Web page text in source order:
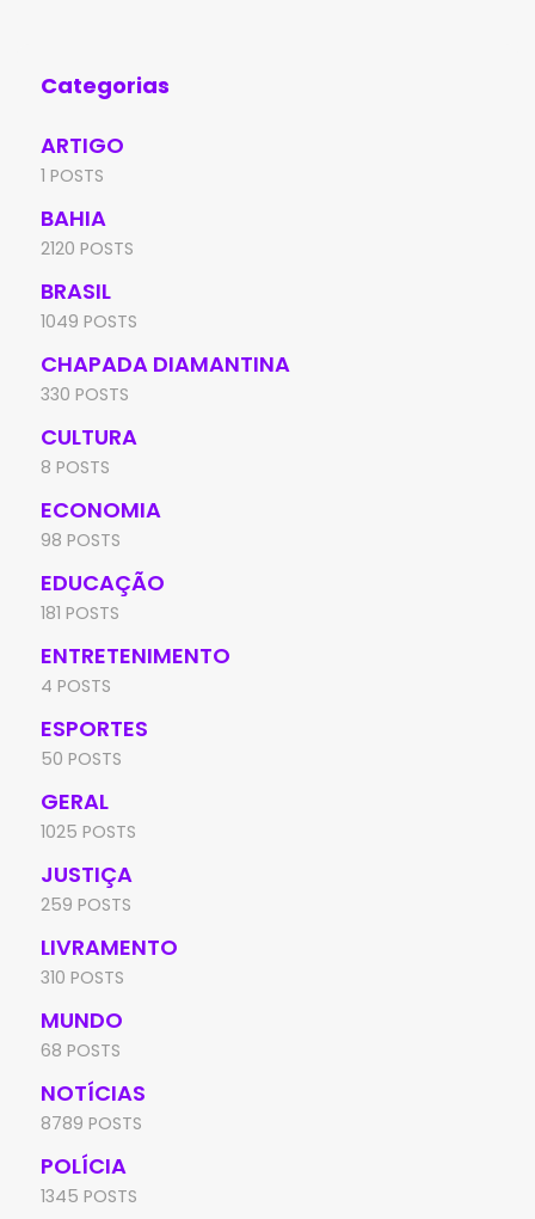
Categorias
ARTIGO
1 POSTS
BAHIA
2120 POSTS
BRASIL
1049 POSTS
CHAPADA DIAMANTINA
330 POSTS
CULTURA
8 POSTS
ECONOMIA
98 POSTS
EDUCAÇÃO
181 POSTS
ENTRETENIMENTO
4 POSTS
ESPORTES
50 POSTS
GERAL
1025 POSTS
JUSTIÇA
259 POSTS
LIVRAMENTO
310 POSTS
MUNDO
68 POSTS
NOTÍCIAS
8789 POSTS
POLÍCIA
1345 POSTS